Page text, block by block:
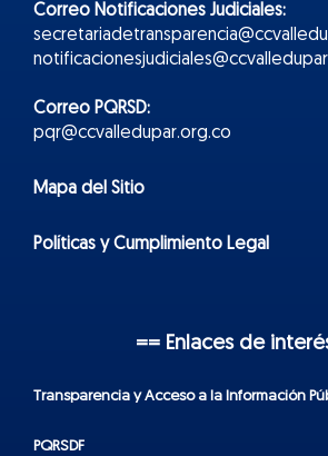
Correo Notificaciones Judiciales:
Correo PQRSD:
pqr@ccvalledupar.org.co
Mapa del Sitio
Políticas y Cumplimiento Legal
== Enlaces de
Transparencia y Acceso a la Información
PQRSDF